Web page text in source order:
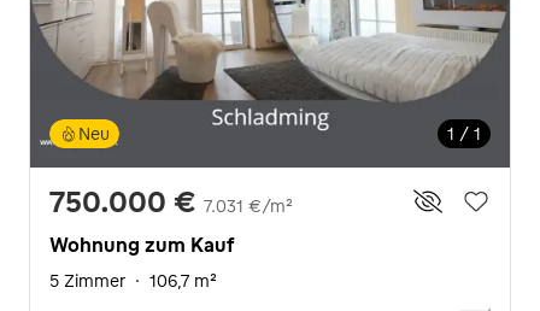
1 / 1
Neu
750.000 € 7.031 €/m²
Wohnung zum Kauf
5 Zimmer · 106,7 m²